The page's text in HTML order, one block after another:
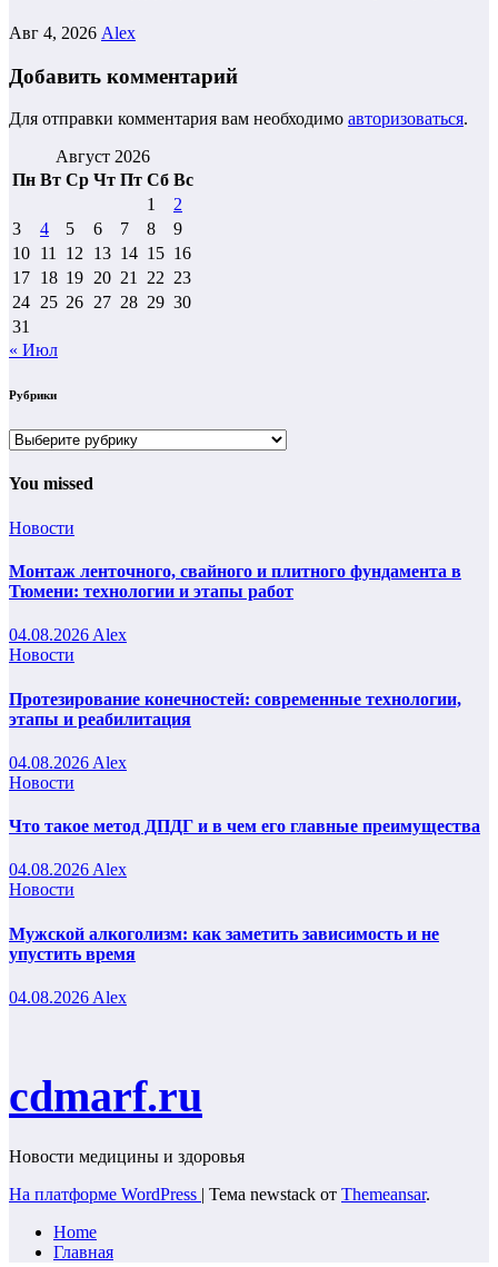
Авг 4, 2026 Alex
Добавить комментарий
Для отправки комментария вам необходимо авторизоваться.
Август 2026
Пн Вт Ср Чт Пт Сб Вс
1
2
3
4 5 6 7 8
9
10 11 12 13 14 15 16
17 18 19 20 21 22 23
24 25 26 27 28 29 30
31
« Июл
Рубрики
Рубрики
You missed
Новости
Монтаж ленточного, свайного и плитного фундамента в
Тюмени: технологии и этапы работ
04.08.2026 Alex
Новости
Протезирование конечностей: современные технологии,
этапы и реабилитация
04.08.2026 Alex
Новости
Что такое метод ДПДГ и в чем его главные преимущества
04.08.2026 Alex
Новости
Мужской алкоголизм: как заметить зависимость и не
упустить время
04.08.2026 Alex
cdmarf.ru
Новости медицины и здоровья
На платформе WordPress | Тема newstack от Themeansar.
Home
Главная